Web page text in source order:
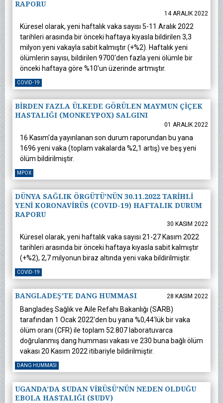
RAPORU
14 ARALIK 2022
Küresel olarak, yeni haftalık vaka sayısı 5-11 Aralık 2022
tarihleri arasında bir önceki haftaya kıyasla bildirilen 3,3
milyon yeni vakayla sabit kalmıştır (+%2). Haftalık yeni
ölümlerin sayısı, bildirilen 9700'den fazla yeni ölümle bir
önceki haftaya göre %10'un üzerinde artmıştır.
COVID-19
BİRDEN FAZLA ÜLKEDE GÖRÜLEN MAYMUN ÇİÇEK
HASTALIĞI (MONKEYPOX) SALGINI
01 ARALIK 2022
16 Kasım'da yayınlanan son durum raporundan bu yana
1696 yeni vaka (toplam vakalarda %2,1 artış) ve beş yeni
ölüm bildirilmiştir.
MPOX
DÜNYA SAĞLIK ÖRGÜTÜ’NÜN 30.11.2022 TARİHLİ
YENİ KORONAVİRÜS (COVID-19) HAFTALIK DURUM
RAPORU
30 KASIM 2022
Küresel olarak, yeni haftalık vaka sayısı 21-27 Kasım 2022
tarihleri arasında bir önceki haftaya kıyasla sabit kalmıştır
(+%2), 2,7 milyonun biraz altında yeni vaka bildirilmiştir.
COVID-19
BANGLADEŞ’TE DANG HUMMASI 28 KASIM 2022
Bangladeş Sağlık ve Aile Refahı Bakanlığı (SARB)
tarafından 1 Ocak 2022'den bu yana %0,44'lük bir vaka
ölüm oranı (CFR) ile toplam 52.807 laboratuvarca
doğrulanmış dang humması vakası ve 230 buna bağlı ölüm
vakası 20 Kasım 2022 itibariyle bildirilmiştir.
DANG HUMMASI
UGANDA’DA SUDAN VİRÜSÜ’NÜN NEDEN OLDUĞU
EBOLA HASTALIĞI (SUDV)